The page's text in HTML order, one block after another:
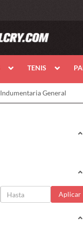
TENIS
Indumentaria General
Aplicar